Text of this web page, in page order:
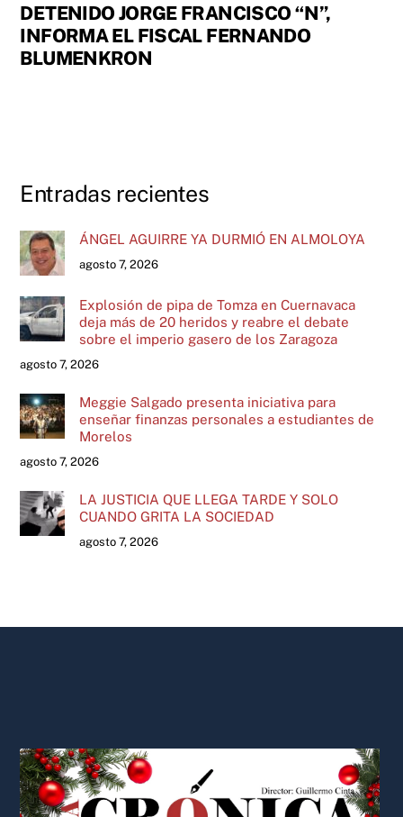
DETENIDO JORGE FRANCISCO “N”,
INFORMA EL FISCAL FERNANDO
BLUMENKRON
Entradas recientes
ÁNGEL AGUIRRE YA DURMIÓ EN ALMOLOYA
agosto 7, 2026
Explosión de pipa de Tomza en Cuernavaca
deja más de 20 heridos y reabre el debate
sobre el imperio gasero de los Zaragoza
agosto 7, 2026
Meggie Salgado presenta iniciativa para
enseñar finanzas personales a estudiantes de
Morelos
agosto 7, 2026
LA JUSTICIA QUE LLEGA TARDE Y SOLO
CUANDO GRITA LA SOCIEDAD
agosto 7, 2026
To
Top